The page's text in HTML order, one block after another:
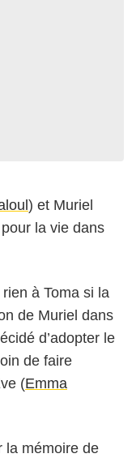
) et Muriel
la vie dans
rien à Toma si la
de Muriel dans
d’adopter le
de faire
(Emma
la mémoire de